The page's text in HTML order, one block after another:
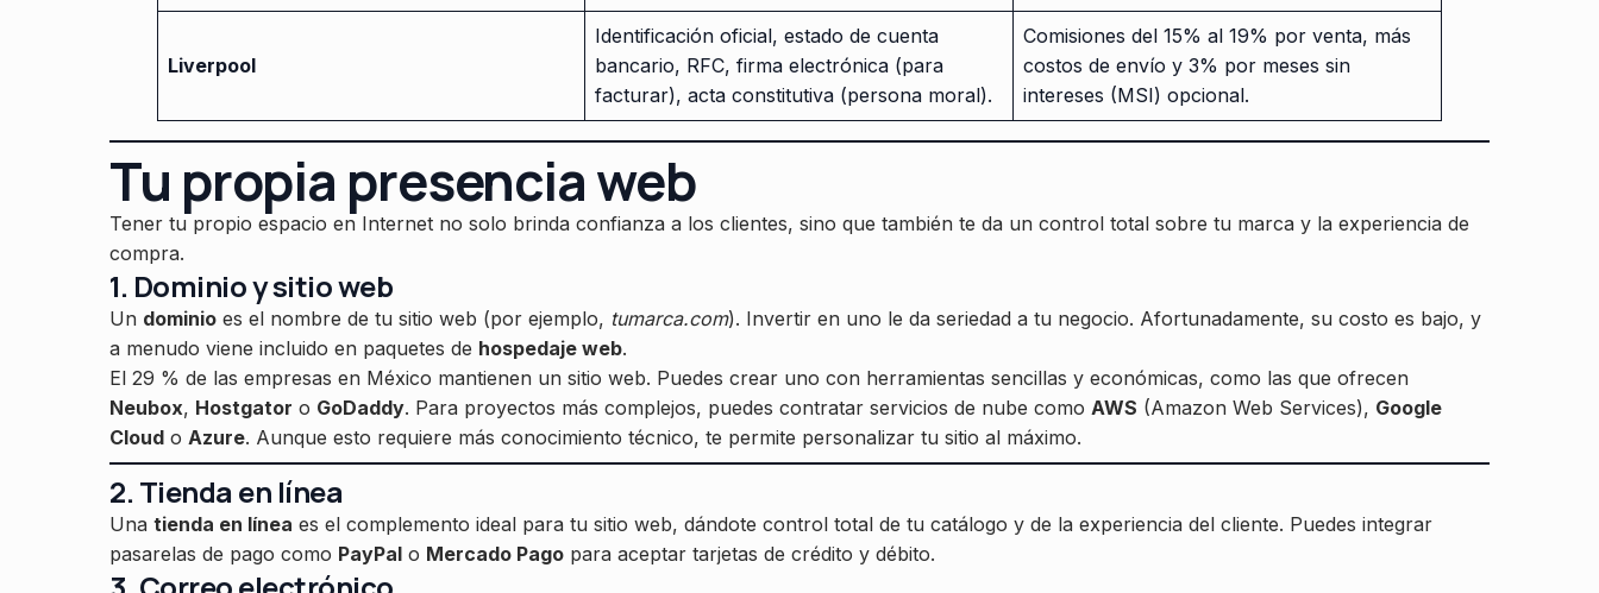
Liverpool
Identificación oficial, estado de cuenta
bancario, RFC, firma electrónica (para
facturar), acta constitutiva (persona moral).
Comisiones del 15% al 19% por venta, más
costos de envío y 3% por meses sin
intereses (MSI) opcional.
Tu propia presencia web
Tener tu propio espacio en Internet no solo brinda confianza a los clientes, sino que también te da un control total sobre tu marca y la experiencia de
compra.
1. Dominio y sitio web
Un dominio es el nombre de tu sitio web (por ejemplo, tumarca.com). Invertir en uno le da seriedad a tu negocio. Afortunadamente, su costo es bajo, y
a menudo viene incluido en paquetes de hospedaje web.
El 29 % de las empresas en México mantienen un sitio web. Puedes crear uno con herramientas sencillas y económicas, como las que ofrecen
Neubox, Hostgator o GoDaddy. Para proyectos más complejos, puedes contratar servicios de nube como AWS (Amazon Web Services), Google
Cloud o Azure. Aunque esto requiere más conocimiento técnico, te permite personalizar tu sitio al máximo.
2. Tienda en línea
Una tienda en línea es el complemento ideal para tu sitio web, dándote control total de tu catálogo y de la experiencia del cliente. Puedes integrar
pasarelas de pago como PayPal o Mercado Pago para aceptar tarjetas de crédito y débito.